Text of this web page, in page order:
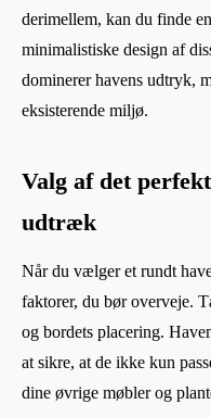
derimellem, kan du finde
minimalistiske design af
dominerer havens udtryk,
eksisterende miljø.
Valg af det
udtræk
Når du vælger et rundt
faktorer, du bør overveje.
og bordets placering.
at sikre, at de ikke kun
dine øvrige møbler og